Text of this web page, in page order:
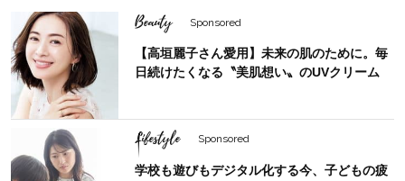
Beauty Sponsored
【高垣麗子さん愛用】未来の肌のために。毎
日続けたくなる〝美肌想い〟のUVクリーム
Lifestyle Sponsored
学校も遊びもデジタル化する今、子どもの疲